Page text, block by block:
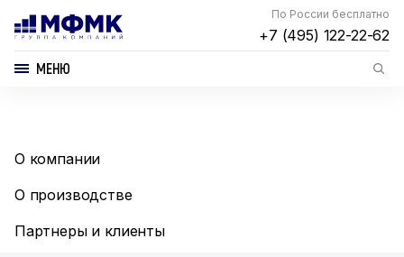
По России бесплатно
+7 (495) 122-22-62
МЕНЮ
О компании
О производстве
Партнеры и клиенты